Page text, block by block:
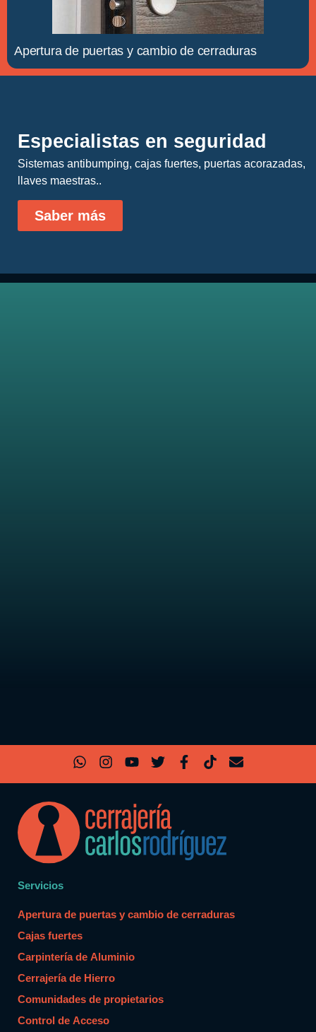
Apertura de puertas y cambio de cerraduras
Especialistas en seguridad
Sistemas antibumping, cajas fuertes, puertas acorazadas,
llaves maestras..
Saber más
Servicios
Apertura de puertas y cambio de cerraduras
Cajas fuertes
Carpintería de Aluminio
Cerrajería de Hierro
Comunidades de propietarios
Control de Acceso